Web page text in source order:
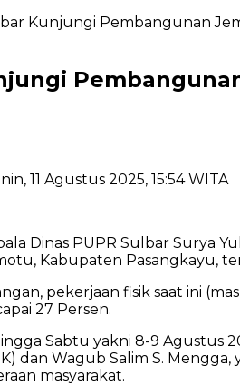
Kunjungi Pembangunan
11 Agustus 2025, 15:54 WITA
Dinas PUPR Sulbar Surya
Kabupaten Pasangkayu,
pekerjaan fisik saat ini
27 Persen.
Sabtu yakni 8-9 Agustus
dan Wagub Salim S.
masyarakat.